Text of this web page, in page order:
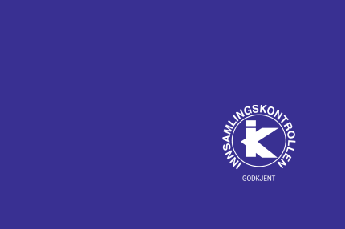
Godkjent
av